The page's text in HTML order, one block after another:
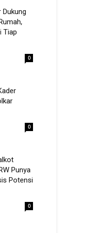
Dukung
Tiap
0
0
Punya
Potensi
0